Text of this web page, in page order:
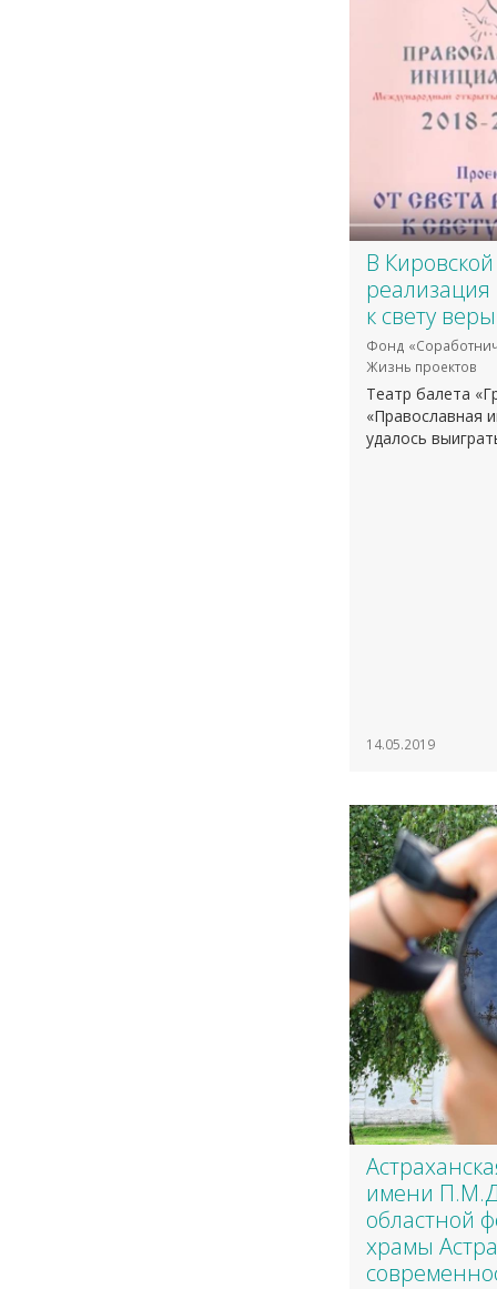
В
к свету
Фонд
Жизнь проектов
Театр балета
«Православная
удалось
14.05.2019
имени
областной
храмы